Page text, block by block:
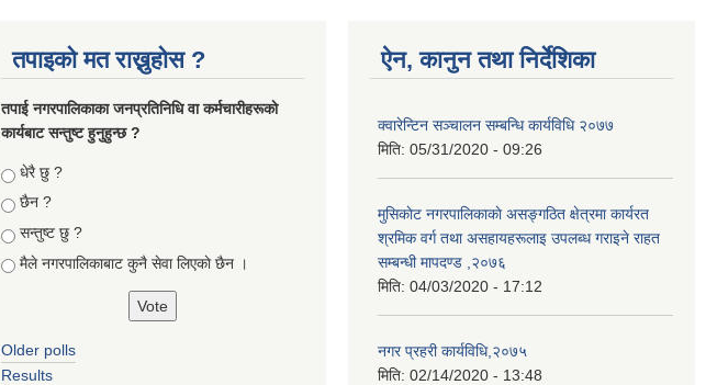
तपाइको मत राख्नुहोस ?
तपा‌ई नगरपालिकाका जनप्रतिनिधि वा कर्मचारीहरूकाे
कार्यबाट सन्तुष्ट हुनुहुन्छ ?
Choices
धेरै छु ?
छैन ?
सन्तुष्ट छु ?
मैले नगरपालिकाबाट कुनै सेवा लिएकाे छैन ।
Older polls
Results
ऐन, कानुन तथा निर्देशिका
क्वारेन्टिन सञ्चालन सम्बन्धि कार्यविधि २०७७
मिति: 05/31/2020 - 09:26
मुसिकाेट नगरपालिकाकाे असङ्गठित क्षेत्रमा कार्यरत
श्रमिक वर्ग तथा असहायहरूलाइ उपलब्ध गराइने राहत
सम्बन्धी मापदण्ड ,२०७६
मिति: 04/03/2020 - 17:12
नगर प्रहरी कार्यविधि,२०७५
मिति: 02/14/2020 - 13:48